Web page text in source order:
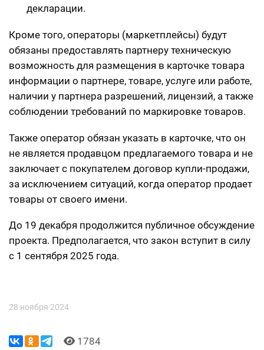
декларации.
Кроме того, операторы (маркетплейсы) будут
обязаны предоставлять партнеру техническую
возможность для размещения в карточке товара
информации о партнере, товаре, услуге или работе,
наличии у партнера разрешений, лицензий, а также
соблюдении требований по маркировке товаров.
Также оператор обязан указать в карточке, что он
не является продавцом предлагаемого товара и не
заключает с покупателем договор купли-продажи,
за исключением ситуаций, когда оператор продает
товары от своего имени.
До 19 декабря продолжится публичное обсуждение
проекта. Предполагается, что закон вступит в силу
с 1 сентября 2025 года.
28 ноября 2024
1784